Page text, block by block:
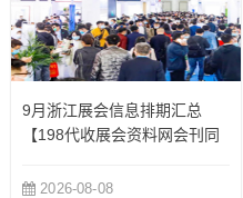
9月浙江展会信息排期汇总
【198代收展会资料网会刊同
2026-08-08